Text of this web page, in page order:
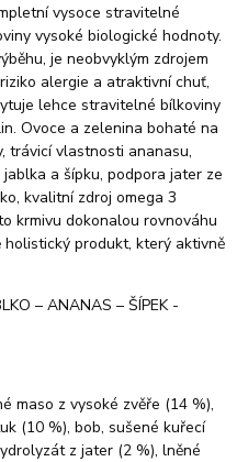
vysoce stravitelné
vysoké biologické hodnoty.
je neobvyklým zdrojem
alergie a atraktivní chuť,
lehce stravitelné bílkoviny
Ovoce a zelenina bohaté na
trávicí vlastnosti ananasu,
a šípku, podpora jater ze
kvalitní zdroj omega 3
krmivu dokonalou rovnováhu
holistický produkt, který aktivně
– ANANAS – ŠÍPEK -
maso z vysoké zvěře (14 %),
(10 %), bob, sušené kuřecí
z jater (2 %), lněné